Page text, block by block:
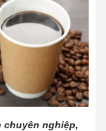
chuyên nghiệp,